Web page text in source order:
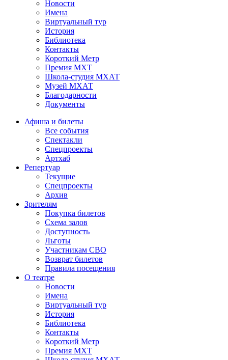
Новости
Имена
Виртуальный тур
История
Библиотека
Контакты
Короткий Метр
Премия МХТ
Школа-студия МХАТ
Музей МХАТ
Благодарности
Документы
Афиша и билеты
Все события
Спектакли
Спецпроекты
Артхаб
Репертуар
Текущие
Спецпроекты
Архив
Зрителям
Покупка билетов
Схема залов
Доступность
Льготы
Участникам СВО
Возврат билетов
Правила посещения
О театре
Новости
Имена
Виртуальный тур
История
Библиотека
Контакты
Короткий Метр
Премия МХТ